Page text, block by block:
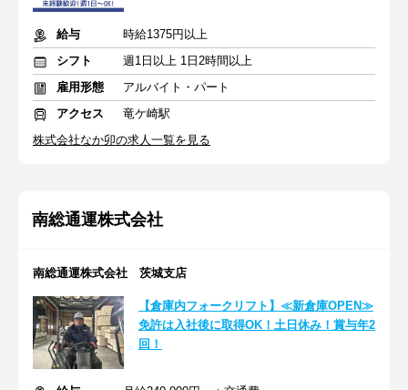
給与
時給1375円以上
シフト
週1日以上 1日2時間以上
雇用形態
アルバイト・パート
アクセス
竜ケ崎駅
株式会社なか卯の求人一覧を見る
南総通運株式会社
南総通運株式会社 茨城支店
【倉庫内フォークリフト】≪新倉庫OPEN≫
免許は入社後に取得OK！土日休み！賞与年2
回！